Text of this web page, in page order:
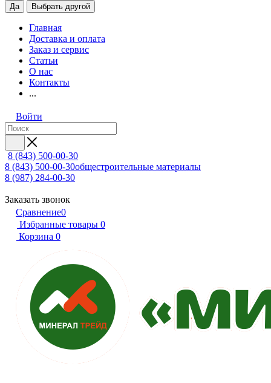
Да Выбрать другой
Главная
Доставка и оплата
Заказ и сервис
Статьи
О нас
Контакты
...
Войти
8 (843) 500-00-30
8 (843) 500-00-30общестроительные материалы
8 (987) 284-00-30
Заказать звонок
Сравнение0
Избранные товары 0
Корзина 0